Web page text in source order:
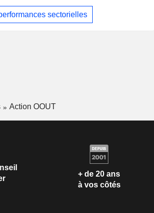
sectorielles
Action OOUT
+ de 20 ans
à vos côtés